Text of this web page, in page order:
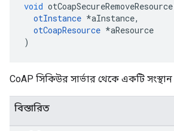
void otCoapSecureRemoveResource
otInstance *aInstance,
otCoapResource *aResource
)
CoAP সিকিউর সার্ভার থেকে একটি সংস্থান
বিস্তারিত